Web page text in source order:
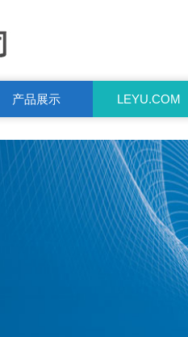
产品展示 LEYU.COM